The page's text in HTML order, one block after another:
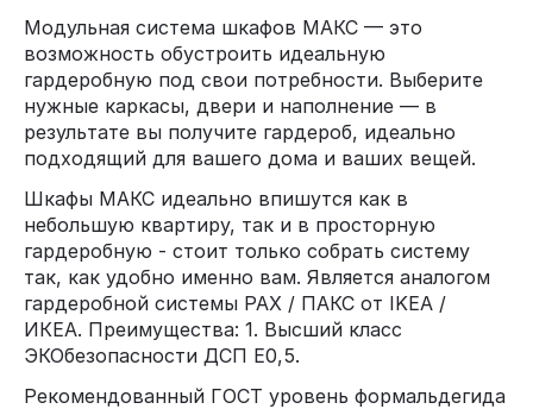
Модульная система шкафов МАКС — это
возможность обустроить идеальную
гардеробную под свои потребности. Выберите
нужные каркасы, двери и наполнение — в
результате вы получите гардероб, идеально
подходящий для вашего дома и ваших вещей.
Шкафы МАКС идеально впишутся как в
небольшую квартиру, так и в просторную
гардеробную - стоит только собрать систему
так, как удобно именно вам. Является аналогом
гардеробной системы PAX / ПАКС от IKEA /
ИКЕА. Преимущества: 1. Высший класс
ЭКОбезопасности ДСП Е0,5.
Рекомендованный ГОСТ уровень формальдегида